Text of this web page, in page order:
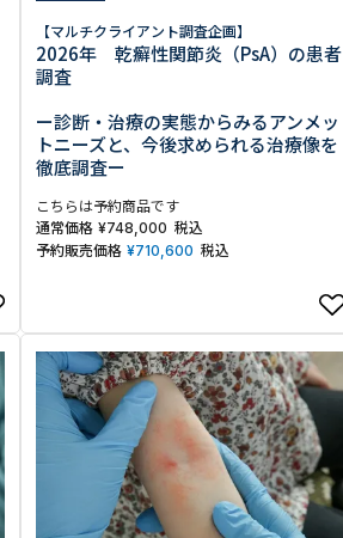
【マルチクライアント調査企画】
2026年 乾癬性関節炎（PsA）の患者
調査
ー診断・治療の実態からみるアンメッ
トニーズと、今後求められる治療像を
徹底調査ー
こちらは予約商品です
通常価格 ¥748,000 税込
予約販売価格 ¥710,600 税込